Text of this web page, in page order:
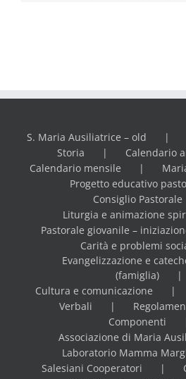
S. Maria Ausiliatrice – old
Storia
Calendario
Calendario mensile
Progetto educativo
Consiglio Pastorale
Liturgia e animazione
Pastorale giovanile –
Carità e problemi
Evangelizzazione e
(famiglia)
Cultura e comunicazione
Verbali
Componenti
Associazione di Maria
Laboratorio Mamma
Salesiani Cooperatori